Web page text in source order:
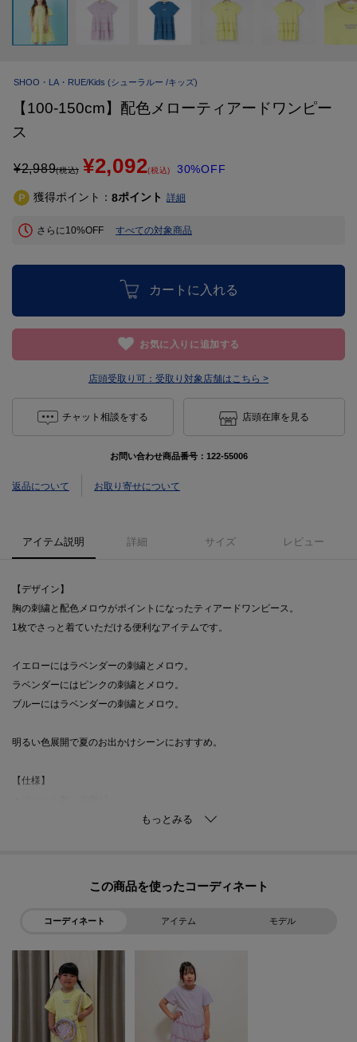
SHOO・LA・RUE/Kids (シューラルー /キッズ)
【100-150cm】配色メローティアードワンピー
ス
¥2,989(税込) ¥2,092(税込) 30%OFF
獲得ポイント： 8ポイント 詳細
さらに10%OFF すべての対象商品
カートに入れる
お気に入りに追加する
店頭受取り可： 受取り対象店舗はこちら >
チャット相談をする 店頭在庫を見る
お問い合わせ商品番号： 122-55006
返品について お取り寄せについて
アイテム説明 詳細 サイズ レビュー
【デザイン】
胸の刺繍と配色メロウがポイントになったティアードワンピース。
1枚でさっと着ていただける便利なアイテムです。
イエローにはラベンダーの刺繍とメロウ。
ラベンダーにはピンクの刺繍とメロウ。
ブルーにはラベンダーの刺繍とメロウ。
明るい色展開で夏のお出かけシーンにおすすめ。
【仕様】
※照明の関係により、実際よりも色味が違って見える場合があります。ま
た、パソコン・スマートフォンなどの環境により、若干製品と画像のカラー
この商品を使った
コーディネート アイテム モデル